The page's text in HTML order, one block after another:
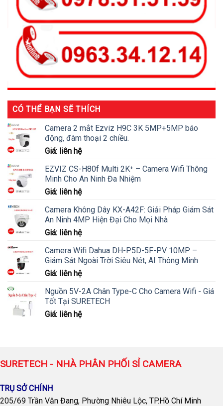
CÓ THỂ BẠN SẼ THÍCH
Camera 2 mắt Ezviz H9C 3K 5MP+5MP báo
động, đàm thoại 2 chiều.
Giá: liên hệ
EZVIZ CS-H80f Multi 2K⁺ – Camera Wifi Thông
Minh Cho An Ninh Đa Nhiệm
Giá: liên hệ
Camera Không Dây KX-A42F: Giải Pháp Giám Sát
An Ninh 4MP Hiện Đại Cho Mọi Nhà
Giá: liên hệ
Camera Wifi Dahua DH-P5D-5F-PV 10MP –
Giám Sát Ngoài Trời Siêu Nét, AI Thông Minh
Giá: liên hệ
Nguồn 5V-2A Chân Type-C Cho Camera Wifi - Giá
Tốt Tại SURETECH
Giá: liên hệ
SURETECH - NHÀ PHÂN PHỐI SỈ CAMERA
TRỤ SỞ CHÍNH
205/69 Trần Văn Đang, Phường Nhiêu Lộc, TP.Hồ Chí Minh